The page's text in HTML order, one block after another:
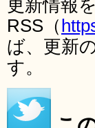
更新情報
RSS（
ば、更新
す。